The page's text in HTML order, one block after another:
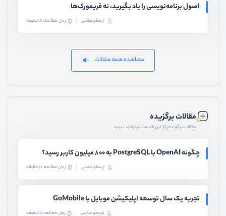
اصول برنامه‌نویسی را یاد بگیرید، نه فریمورک‌ها
ارسطو عباسی زمان مطالعه: 15 دقیقه
مشاهده همه مقالات
مقالات برگزیده
مقالات برگزیده را از این قسمت میتوانید ببینید
چگونه OpenAI با PostgreSQL به ۸۰۰ میلیون کاربر رسید؟
ارسطو عباسی زمان مطالعه: 20 دقیقه
تجربه یک سال توسعه اپلیکیشن موبایل با GoMobile
ارسطو عباسی زمان مطالعه: 17 دقیقه